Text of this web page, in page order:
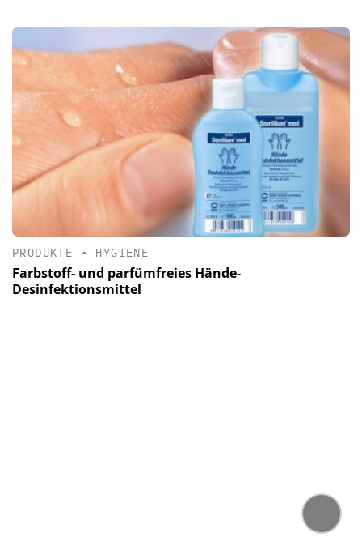
PRODUKTE • HYGIENE
Farbstoff- und parfümfreies Hände-
Desinfektionsmittel